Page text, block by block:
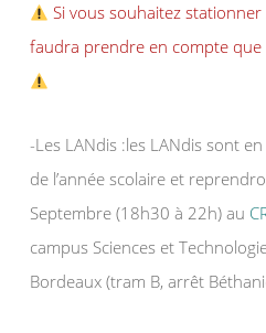
Si vous souhaitez
faudra prendre en compte
-Les LANdis :les LANdis sont
de l’année scolaire et
Septembre (18h30 à 22h) au
campus Sciences et
Bordeaux (tram B, arrêt